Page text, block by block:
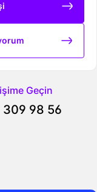
Geçin
98 56